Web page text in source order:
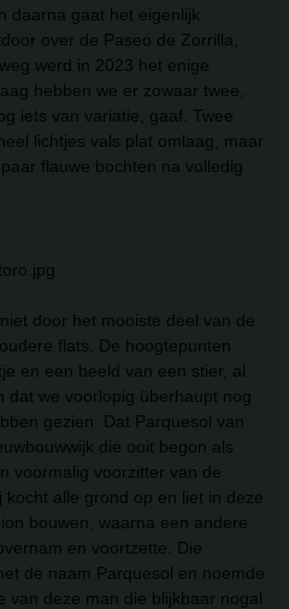
daarna gaat het eigenlijk
over de Paseo de Zorrilla,
werd in 2023 het enige
hebben we er zowaar twee,
iets van variatie, gaaf. Twee
lichtjes vals plat omlaag, maar
flauwe bochten na volledig
door het mooiste deel van de
flats. De hoogtepunten
en een beeld van een stier, al
dat we voorlopig überhaupt nog
gezien. Dat Parquesol van
die ooit begon als
voormalig voorzitter van de
alle grond op en liet in deze
bouwen, waarna een andere
en voortzette. Die
de naam Parquesol en noemde
van deze man die blijkbaar nogal